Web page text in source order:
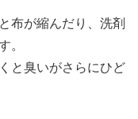
布が縮んだり、洗剤
。
と臭いがさらにひど